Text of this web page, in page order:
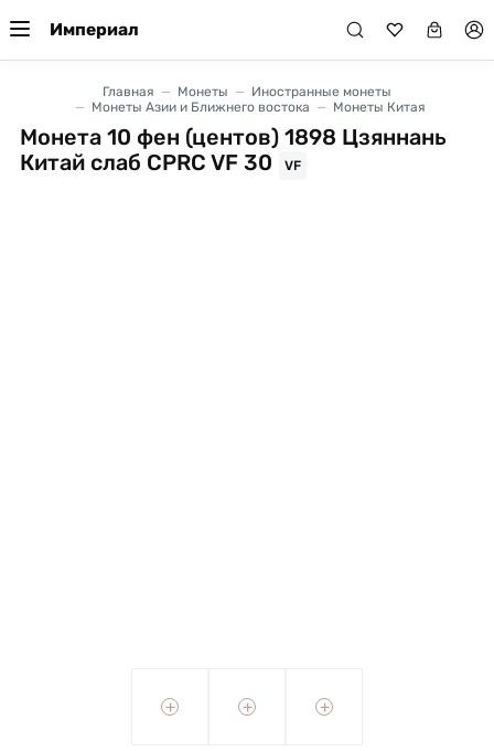
Империал
Главная Монеты
Иностранные монеты
Монеты Азии и Ближнего востока
Монеты Китая
Монета 10 фен (центов) 1898 Цзяннань
Китай слаб CPRC VF 30
VF
+ + +